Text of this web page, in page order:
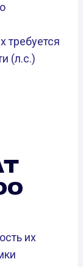
требуется
(л.с.)
их